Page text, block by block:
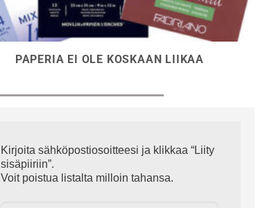
PAPERIA EI OLE KOSKAAN LIIKAA
Kirjoita sähköpostiosoitteesi ja klikkaa “Liity
sisäpiiriin”.
Voit poistua listalta milloin tahansa.